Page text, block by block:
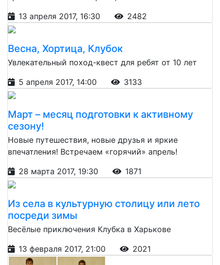
13 апреля 2017, 16:30
2482
Весна, Хортица, Клубок
Увлекательный поход-квест для ребят от 10 лет
5 апреля 2017, 14:00
3133
Март – месяц подготовки к активному
сезону!
Новые путешествия, новые друзья и яркие
впечатления! Встречаем «горячий» апрель!
28 марта 2017, 19:30
1871
Из села в культурную столицу или лето
посреди зимы
Весёлые приключения Клубка в Харькове
13 февраля 2017, 21:00
2021